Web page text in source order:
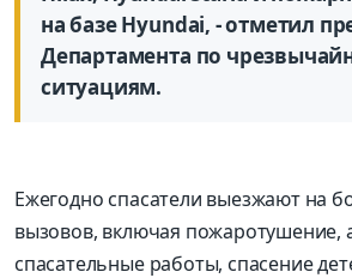
на базе Hyundai, - отметил
Департамента по
ситуациям.
Ежегодно спасатели выезжают на
вызовов, включая пожаротушение,
спасательные работы, спасение